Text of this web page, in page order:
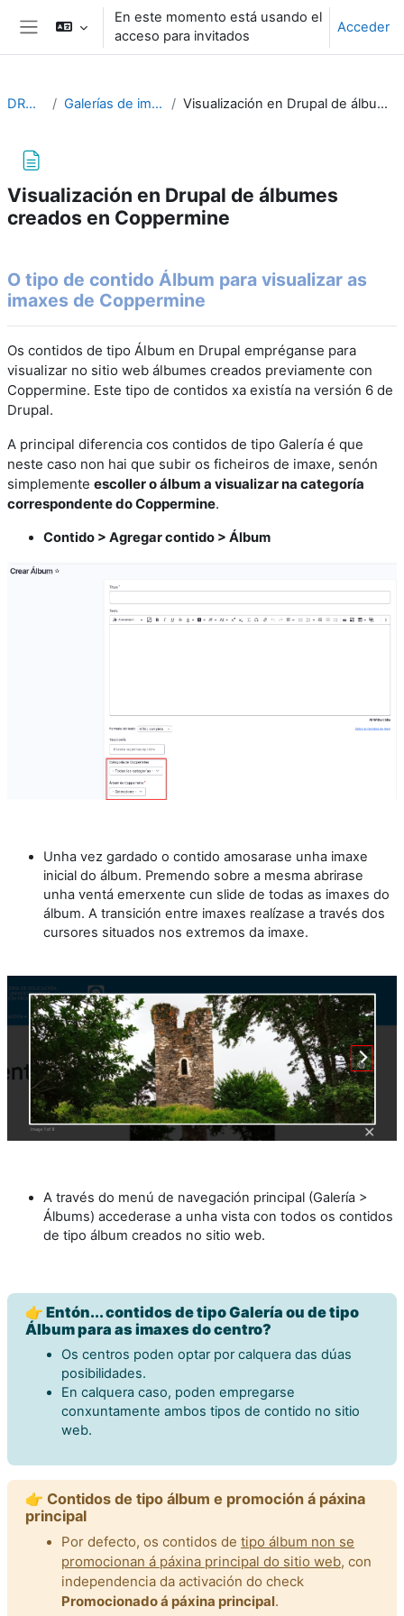
Salta al contenido principal
Panel lateral
En este momento está usando el
acceso para invitados
Acceder
DRUPAL10 Galerías de imaxes en Drupal Visualización en Drupal de álbumes creados en Coppermine
Visualización en Drupal de álbumes
creados en Coppermine
O tipo de contido Álbum para visualizar as
imaxes de Coppermine
Os contidos de tipo Álbum en Drupal empréganse para
visualizar no sitio web álbumes creados previamente con
Coppermine. Este tipo de contidos xa existía na versión 6 de
Drupal.
A principal diferencia cos contidos de tipo Galería é que
neste caso non hai que subir os ficheiros de imaxe, senón
simplemente escoller o álbum a visualizar na categoría
correspondente do Coppermine.
Contido > Agregar contido > Álbum
Unha vez gardado o contido amosarase unha imaxe
inicial do álbum. Premendo sobre a mesma abrirase
unha ventá emerxente cun slide de todas as imaxes do
álbum. A transición entre imaxes realízase a través dos
cursores situados nos extremos da imaxe.
A través do menú de navegación principal (Galería >
Álbums) accederase a unha vista con todos os contidos
de tipo álbum creados no sitio web.
👉 Entón... contidos de tipo Galería ou de tipo
Álbum para as imaxes do centro?
Os centros poden optar por calquera das dúas
posibilidades.
En calquera caso, poden empregarse
conxuntamente ambos tipos de contido no sitio
web.
👉 Contidos de tipo álbum e promoción á páxina
principal
Por defecto, os contidos de tipo álbum non se
promocionan á páxina principal do sitio web, con
independencia da activación do check
Promocionado á páxina principal.